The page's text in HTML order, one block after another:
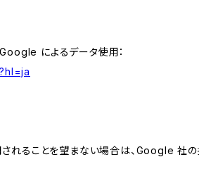
によるデータ使用：
れることを望まない場合は、Google 社